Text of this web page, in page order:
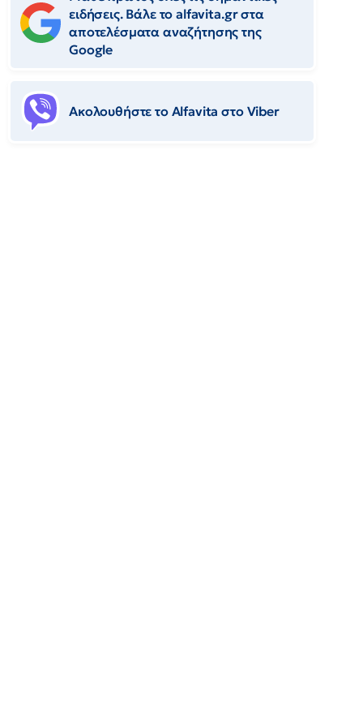
ειδήσεις. Βάλε το alfavita.gr στα
αποτελέσματα αναζήτησης της
Google
Ακολουθήστε το Αlfavita στο Viber